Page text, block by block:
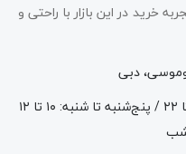
خرید در این بازار با راحتی و
یکشنبه تا چهارشنبه: ۱۰ تا ۲۲ / پنج‌شنبه تا شنبه: ۱۰ تا ۱۲